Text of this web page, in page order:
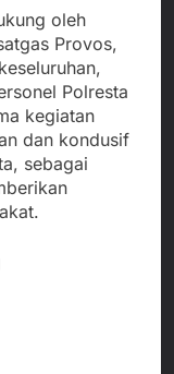
oleh
Provos,
Polresta
kegiatan
dan kondusif
sebagai